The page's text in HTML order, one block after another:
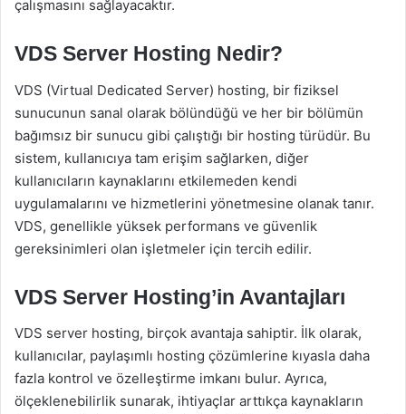
çalışmasını sağlayacaktır.
VDS Server Hosting Nedir?
VDS (Virtual Dedicated Server) hosting, bir fiziksel
sunucunun sanal olarak bölündüğü ve her bir bölümün
bağımsız bir sunucu gibi çalıştığı bir hosting türüdür. Bu
sistem, kullanıcıya tam erişim sağlarken, diğer
kullanıcıların kaynaklarını etkilemeden kendi
uygulamalarını ve hizmetlerini yönetmesine olanak tanır.
VDS, genellikle yüksek performans ve güvenlik
gereksinimleri olan işletmeler için tercih edilir.
VDS Server Hosting’in Avantajları
VDS server hosting, birçok avantaja sahiptir. İlk olarak,
kullanıcılar, paylaşımlı hosting çözümlerine kıyasla daha
fazla kontrol ve özelleştirme imkanı bulur. Ayrıca,
ölçeklenebilirlik sunarak, ihtiyaçlar arttıkça kaynakların